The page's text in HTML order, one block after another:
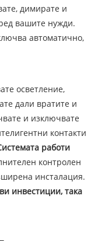
димирате и
вашите нужди.
автоматично,
осветление,
дали вратите и
и изключвате
контакти
работи
контролен
инсталация.
инвестиции, така